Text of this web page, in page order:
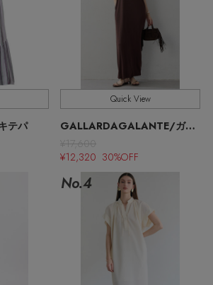
光・軽量傘
ーサンの季節！
い夏素材
のPOP-UP
な透け感
雨対策グッズ
ツ
シャツ
ュニック
ズ
・財布
ション小物
ト
ついて
テパ
Quick View
GALLARDAGALANTE/ガリャルダガランテ
¥17,600
¥12,320 30%OFF
No.4